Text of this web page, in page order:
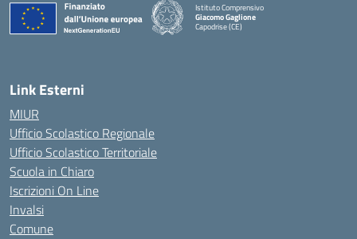
Istituto Comprensivo
Giacomo Gaglione
Capodrise (CE)
— Visita la pagina iniziale della scuola
Link Esterni
MIUR
Ufficio Scolastico Regionale
Ufficio Scolastico Territoriale
Scuola in Chiaro
Iscrizioni On Line
Invalsi
Comune